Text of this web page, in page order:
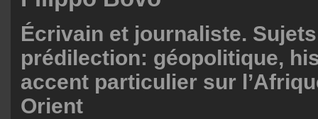
Écrivain et journaliste.
prédilection: géopolitique,
accent particulier sur
Orient